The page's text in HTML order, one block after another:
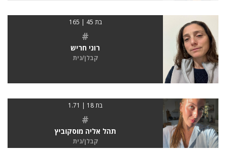
בת 45 | 165
#
רוני חריש
קבלן/נית
בת 18 | 1.71
#
תהל אליה מוסקוביץ
קבלן/נית